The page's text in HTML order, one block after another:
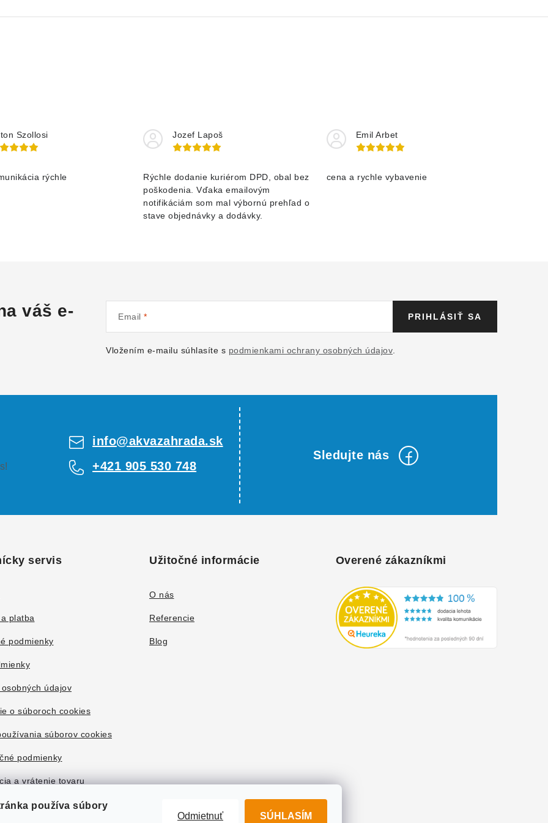
používa súbory
Odmietnuť SÚHLASÍM
Szollosi
rýchle
Jozef Lapoš
Rýchle dodanie kuriérom DPD, obal bez
poškodenia. Vďaka emailovým
notifikáciám som mal výbornú prehľad o
stave objednávky a dodávky.
Emil Arbet
cena a rychle vybavenie
váš e-
Email
Vložením e-mailu súhlasíte s podmienkami ochrany osobných údajov
PRIHLÁSIŤ SA
info@akvazahrada.sk
+421 905 530 748
servis
platba
podmienky
údajov
o súboroch cookies
súborov cookies
podmienky
a vrátenie tovaru
Užitočné informácie
O nás
Referencie
Blog
Overené zákazníkmi